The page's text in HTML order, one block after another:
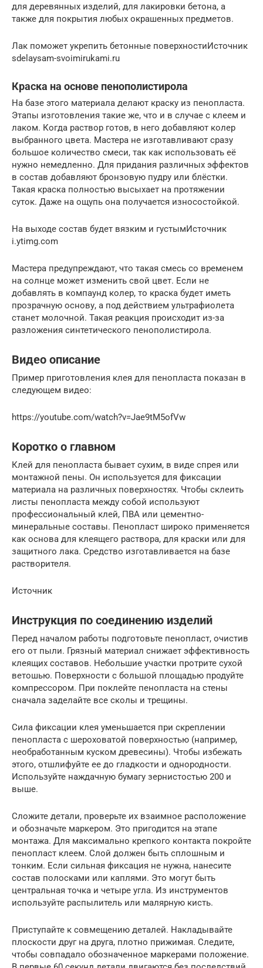
для деревянных изделий, для лакировки бетона, а
также для покрытия любых окрашенных предметов.
Лак поможет укрепить бетонные поверхностиИсточник
sdelaysam-svoimirukami.ru
Краска на основе пенополистирола
На базе этого материала делают краску из пенопласта.
Этапы изготовления такие же, что и в случае с клеем и
лаком. Когда раствор готов, в него добавляют колер
выбранного цвета. Мастера не изготавливают сразу
большое количество смеси, так как использовать её
нужно немедленно. Для придания различных эффектов
в состав добавляют бронзовую пудру или блёстки.
Такая краска полностью высыхает на протяжении
суток. Даже на ощупь она получается износостойкой.
На выходе состав будет вязким и густымИсточник
i.ytimg.com
Мастера предупреждают, что такая смесь со временем
на солнце может изменить свой цвет. Если не
добавлять в компаунд колер, то краска будет иметь
прозрачную основу, а под действием ультрафиолета
станет молочной. Такая реакция происходит из-за
разложения синтетического пенополистирола.
Видео описание
Пример приготовления клея для пенопласта показан в
следующем видео:
https://youtube.com/watch?v=Jae9tM5ofVw
Коротко о главном
Клей для пенопласта бывает сухим, в виде спрея или
монтажной пены. Он используется для фиксации
материала на различных поверхностях. Чтобы склеить
листы пенопласта между собой используют
профессиональный клей, ПВА или цементно-
минеральные составы. Пенопласт широко применяется
как основа для клеящего раствора, для краски или для
защитного лака. Средство изготавливается на базе
растворителя.
Источник
Инструкция по соединению изделий
Перед началом работы подготовьте пенопласт, очистив
его от пыли. Грязный материал снижает эффективность
клеящих составов. Небольшие участки протрите сухой
ветошью. Поверхности с большой площадью продуйте
компрессором. При поклейте пенопласта на стены
сначала заделайте все сколы и трещины.
Сила фиксации клея уменьшается при скреплении
пенопласта с шероховатой поверхностью (например,
необработанным куском древесины). Чтобы избежать
этого, отшлифуйте ее до гладкости и однородности.
Используйте наждачную бумагу зернистостью 200 и
выше.
Сложите детали, проверьте их взаимное расположение
и обозначьте маркером. Это пригодится на этапе
монтажа. Для максимально крепкого контакта покройте
пенопласт клеем. Слой должен быть сплошным и
тонким. Если сильная фиксация не нужна, нанесите
состав полосками или каплями. Это могут быть
центральная точка и четыре угла. Из инструментов
используйте распылитель или малярную кисть.
Приступайте к совмещению деталей. Накладывайте
плоскости друг на друга, плотно прижимая. Следите,
чтобы совпадало обозначенное маркерами положение.